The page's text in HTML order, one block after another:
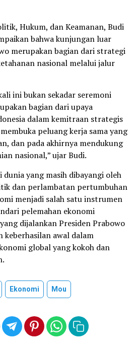
Hukum, dan Keamanan, Budi
bahwa kunjungan luar
merupakan bagian dari strategi
nasional melalui jalur
ini bukan sekadar seremoni
bagian dari upaya
dalam kemitraan strategis
peluang kerja sama yang
dan pada akhirnya mendukung
nasional,” ujar Budi.
yang masih dibayangi oleh
dan perlambatan pertumbuhan
menjadi salah satu instrumen
pelemahan ekonomi
dijalankan Presiden Prabowo
keberhasilan awal dalam
global yang kokoh dan
Ekonomi Mou